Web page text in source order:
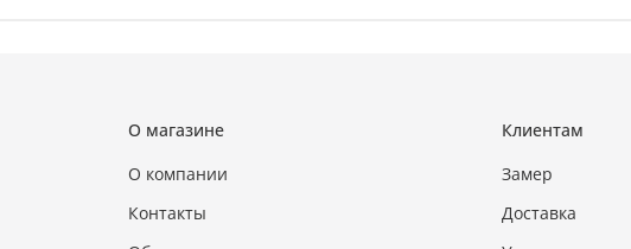
О магазине
О компании
Контакты
Клиентам
Замер
Доставка